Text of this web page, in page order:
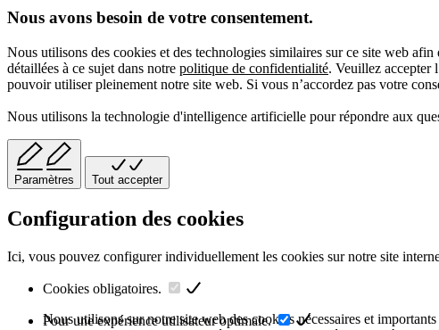
Nous avons besoin de votre consentement.
Nous utilisons des cookies et des technologies similaires sur ce site web
détaillées à ce sujet dans notre politique de confidentialité. Veuillez accepter
pouvoir utiliser pleinement notre site web. Si vous n’accordez pas votre
Nous utilisons la technologie d'intelligence artificielle pour répondre aux
Paramètres Tout accepter
Configuration des cookies
Ici, vous pouvez configurer individuellement les cookies sur notre site
Cookies obligatoires.
Nous utilisons sur notre site web des cookies nécessaires et
Pour une expérience utilisateur optimale.